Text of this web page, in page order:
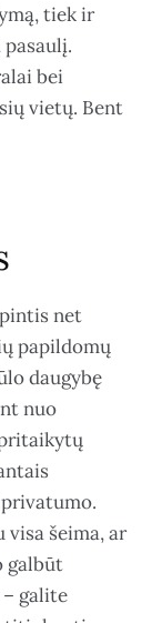
tiek ir
bei
vietų. Bent
net
papildomų
daugybę
nuo
visa šeima, ar
galbūt
galite